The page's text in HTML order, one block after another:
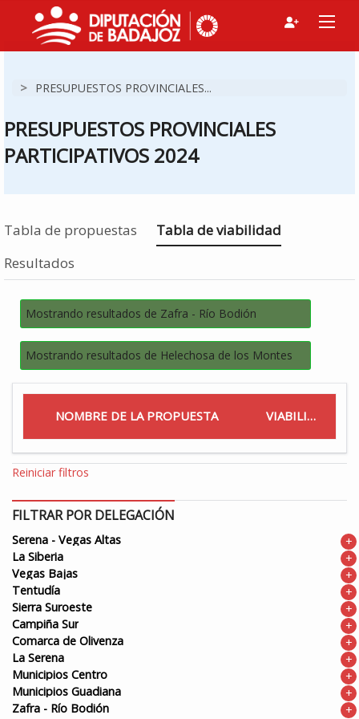
> PRESUPUESTOS PROVINCIALES...
PRESUPUESTOS PROVINCIALES
PARTICIPATIVOS 2024
Tabla de propuestas Estás en
Tabla de viabilidad
Resultados
Mostrando resultados de Zafra - Río Bodión
Mostrando resultados de Helechosa de los Montes
NOMBRE DE LA PROPUESTA VIABILIDAD
Reiniciar filtros
FILTRAR POR DELEGACIÓN